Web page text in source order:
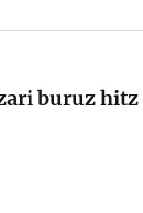
buruz hitz